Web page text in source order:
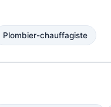
Plombier-chauffagiste